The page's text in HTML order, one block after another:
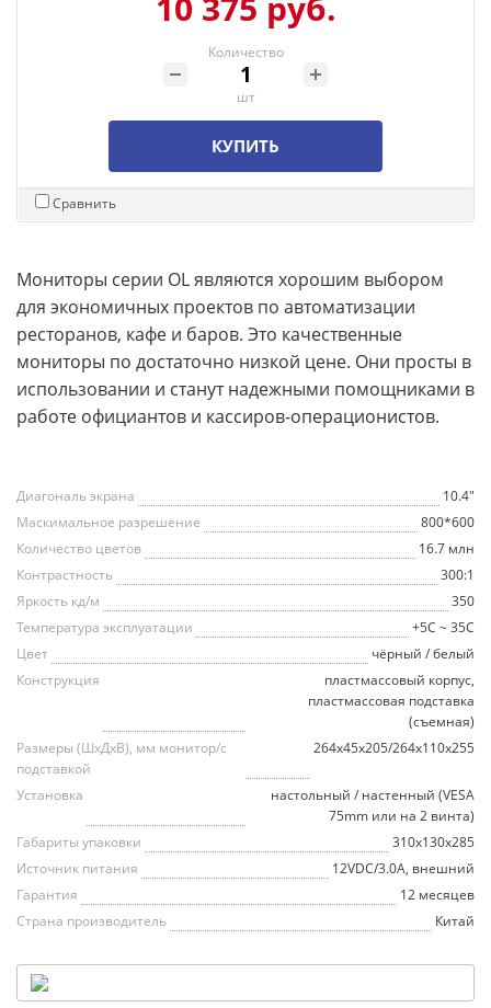
Количество
шт
КУПИТЬ
Сравнить
Мониторы серии OL являются хорошим выбором
для экономичных проектов по автоматизации
ресторанов, кафе и баров. Это качественные
мониторы по достаточно низкой цене. Они просты в
использовании и станут надежными помощниками в
работе официантов и кассиров-операционистов.
Диагональ экрана
10.4"
Маскимальное разрешение
800*600
Количество цветов
16.7 млн
Контрастность
300:1
Яркость кд/м
350
Температура эксплуатации
+5C ~ 35C
Цвет
чёрный / белый
Конструкция
пластмассовый корпус,
пластмассовая подставка
(съемная)
Размеры (ШxДxВ), мм монитор/c
подставкой
264х45х205/264х110х255
Установка
настольный / настенный (VESA
75mm или на 2 винта)
Габариты упаковки
310х130х285
Источник питания
12VDC/3.0A, внешний
Гарантия
12 месяцев
Страна производитель
Китай